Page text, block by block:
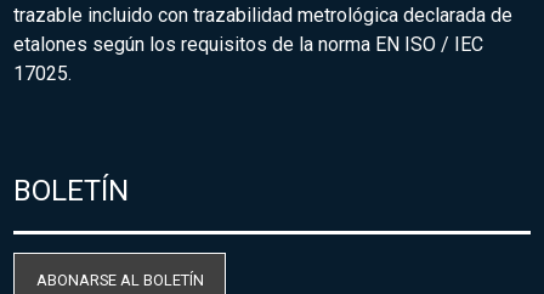
trazable incluido con trazabilidad metrológica declarada de
etalones según los requisitos de la norma EN ISO / IEC
17025.
BOLETÍN
ABONARSE AL BOLETÍN